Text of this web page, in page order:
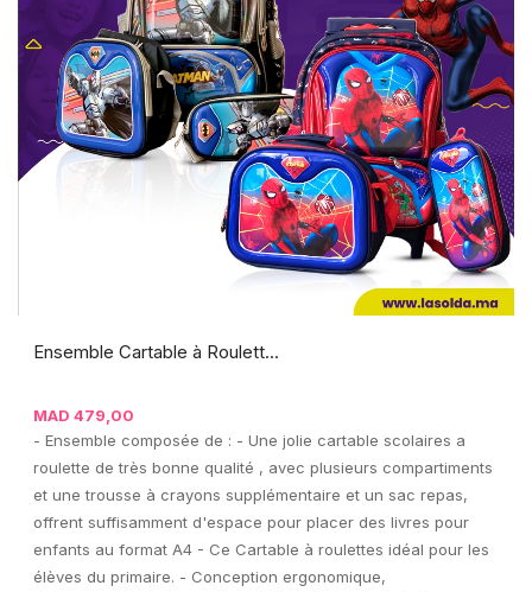
Ensemble Cartable à Roulett...
MAD 479,00
- Ensemble composée de : - Une jolie cartable scolaires a
roulette de très bonne qualité , avec plusieurs compartiments
et une trousse à crayons supplémentaire et un sac repas,
offrent suffisamment d'espace pour placer des livres pour
enfants au format A4 - Ce Cartable à roulettes idéal pour les
élèves du primaire. - Conception ergonomique,